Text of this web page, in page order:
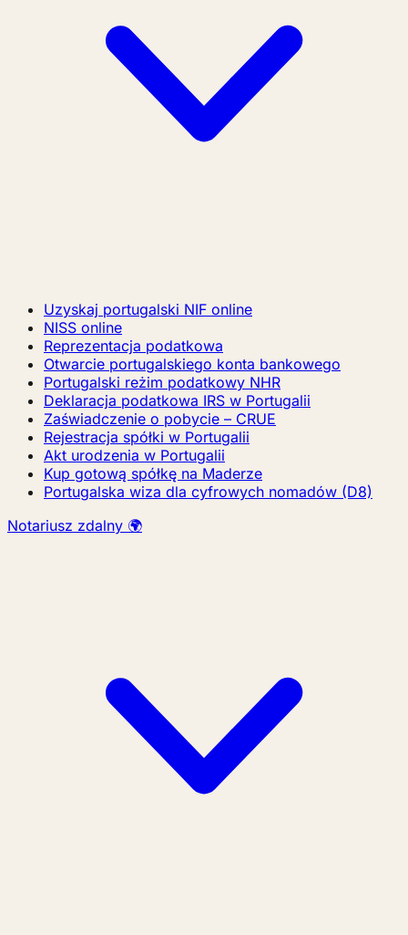
Uzyskaj portugalski NIF online
NISS online
Reprezentacja podatkowa
Otwarcie portugalskiego konta bankowego
Portugalski reżim podatkowy NHR
Deklaracja podatkowa IRS w Portugalii
Zaświadczenie o pobycie – CRUE
Rejestracja spółki w Portugalii
Akt urodzenia w Portugalii
Kup gotową spółkę na Maderze
Portugalska wiza dla cyfrowych nomadów (D8)
Notariusz zdalny 🌍